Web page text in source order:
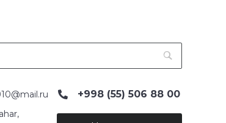
+998 (55) 506 88 00